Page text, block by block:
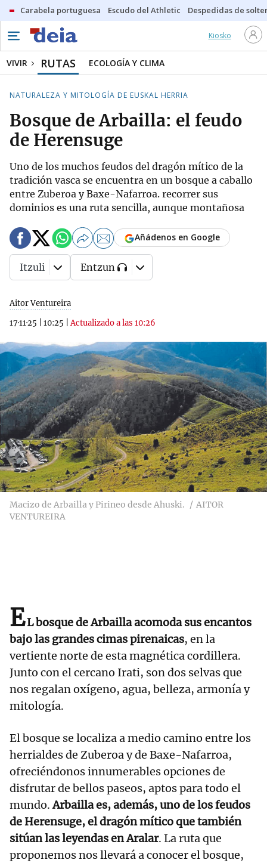
Carabela portuguesa Escudo del Athletic Despedidas de
Kiosko
VIVIR RUTAS ECOLOGÍA Y CLIMA
NATURALEZA Y MITOLOGÍA DE EUSKAL HERRIA
Bosque de Arbailla: el feudo
de Herensuge
Uno de los muchos feudos del dragón mítico de la
tradición vasca se encuentra en un bosque a caballo
entre Zuberoa y Baxe-Nafarroa. recorrer sus
dominios es una ruta sencilla, aunque montañosa
Aitor Ventureira
17·11·25
10:25 |Actualizado a las 10:26
Añádenos en Google
Itzuli Entzun
Macizo de Arbailla y Pirineo desde Ahuski.
AITOR
VENTUREIRA
EL bosque de Arbailla acomoda sus encantos
bajo las grandes cimas pirenaicas, en la
vertiente norte de esta magnética cordillera.
Junto con el cercano Irati, son dos selvas que
nos regalan oxígeno, agua, belleza, armonía y
mitología.
El bosque se localiza a medio camino entre los
herrialdes de Zuberoa y de Baxe-Nafarroa,
ofreciéndonos innumerables opciones de
disfrutar de bellos paseos, aptos para todo el
mundo.Arbailla es, además, uno de los feudos
de Herensuge, el dragón mítico que también
sitúan las leyendas en Aralar. La ruta que
proponemos nos llevará a conocer el bosque,